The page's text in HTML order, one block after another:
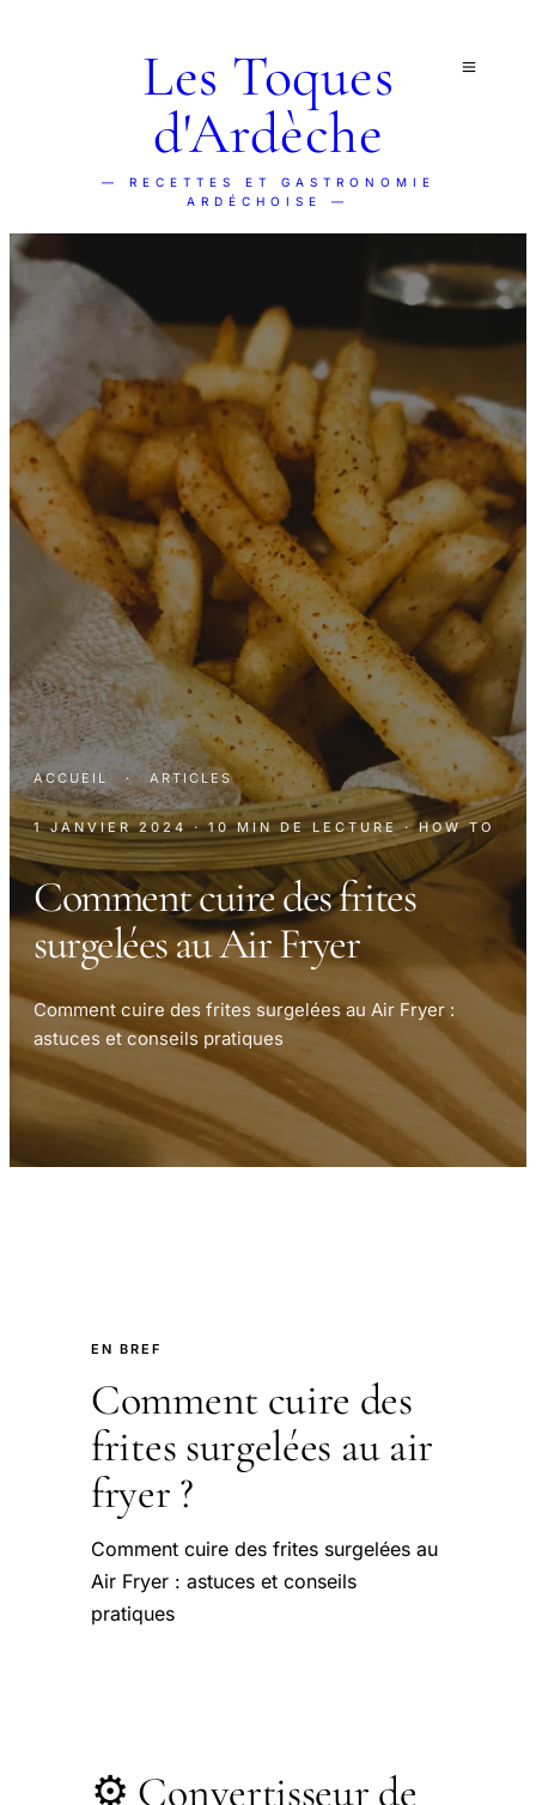
Les Toques
d'Ardèche
— RECETTES ET GASTRONOMIE
ARDÉCHOISE —
ACCUEIL · ARTICLES
1 JANVIER 2024 · 10 MIN DE LECTURE · HOW TO
Comment cuire des frites
surgelées au Air Fryer
Comment cuire des frites surgelées au Air Fryer :
astuces et conseils pratiques
EN BREF
Comment cuire des
frites surgelées au air
fryer ?
Comment cuire des frites surgelées au
Air Fryer : astuces et conseils
pratiques
⚙️ Convertisseur de